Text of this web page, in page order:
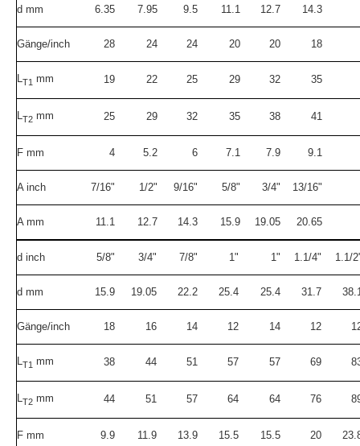
d mm 6.35 7.95 9.5 11.1 12.7 14.3
Gänge/inch 28 24 24 20 20 18
L T1 mm 19 22 25 29 32 35
L T2 mm 25 29 32 35 38 41
F mm 4 5.2 6 7.1 7.9 9.1
A inch 7/16" 1/2" 9/16" 5/8" 3/4" 13/16"
A mm 11.1 12.7 14.3 15.9 19.05 20.65
d inch 5/8" 3/4" 7/8" 1" 1" 1.1/4" 1.1/
d mm 15.9 19.05 22.2 25.4 25.4 31.7
Gänge/inch 18 16 14 12 14 12
L T1 mm 38 44 51 57 57 69
L T2 mm 44 51 57 64 64 76
F mm 9.9 11.9 13.9 15.5 15.5 20